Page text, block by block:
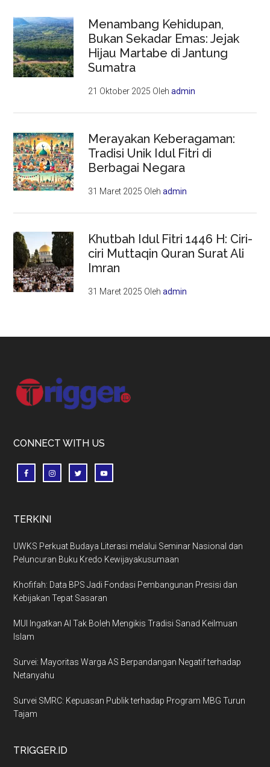
Menambang Kehidupan,
Bukan Sekadar Emas: Jejak
Hijau Martabe di Jantung
Sumatra
21 Oktober 2025 Olehadmin
Merayakan Keberagaman:
Tradisi Unik Idul Fitri di
Berbagai Negara
31 Maret 2025 Olehadmin
Khutbah Idul Fitri 1446 H: Ciri-
ciri Muttaqin Quran Surat Ali
Imran
31 Maret 2025 Olehadmin
Footer
CONNECT WITH US
TERKINI
UWKS Perkuat Budaya Literasi melalui Seminar Nasional dan
Peluncuran Buku Kredo Kewijayakusumaan
Khofifah: Data BPS Jadi Fondasi Pembangunan Presisi dan
Kebijakan Tepat Sasaran
MUI Ingatkan AI Tak Boleh Mengikis Tradisi Sanad Keilmuan
Islam
Survei: Mayoritas Warga AS Berpandangan Negatif terhadap
Netanyahu
Survei SMRC: Kepuasan Publik terhadap Program MBG Turun
Tajam
TRIGGER.ID